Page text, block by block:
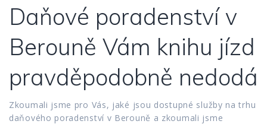
Daňové poradenství v
Berouně Vám knihu jízd
pravděpodobně nedodá
Zkoumali jsme pro Vás, jaké jsou dostupné služby na trhu
daňového poradenství v Berouně a zkoumali jsme